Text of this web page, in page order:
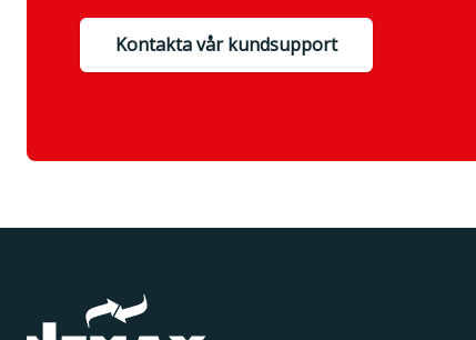
Kontakta vår kundsupport